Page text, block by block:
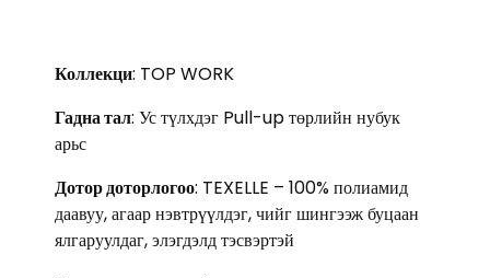
Коллекци: TOP WORK
Гадна тал: Ус түлхдэг Pull-up төрлийн нубук
арьс
Дотор доторлогоо: TEXELLE – 100% полиамид
даавуу, агаар нэвтрүүлдэг, чийг шингээж буцаан
ялгаруулдаг, элэгдэлд тэсвэртэй